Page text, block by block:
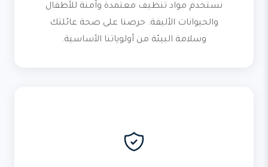
نستخدم مواد تنظيف معتمدة وآمنة للأطفال
والحيوانات الأليفة. حرصنا على صحة عائلتك
وسلامة البيئة من أولوياتنا الأساسية.